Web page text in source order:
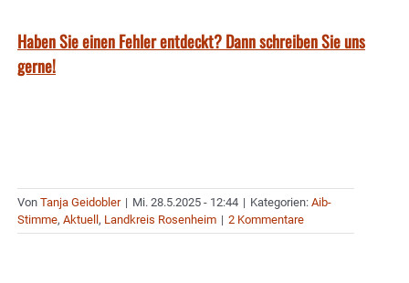
Haben Sie einen Fehler entdeckt? Dann schreiben Sie uns
gerne!
Von Tanja Geidobler | Mi. 28.5.2025 - 12:44 | Kategorien: Aib-
Stimme, Aktuell , Landkreis Rosenheim | 2 Kommentare